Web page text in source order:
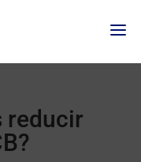
reducir